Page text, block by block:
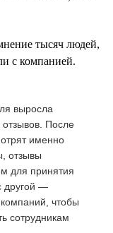
тысяч людей,
с компанией.
выросла
отзывов. После
именно
отзывы
для принятия
другой —
чтобы
сотрудникам